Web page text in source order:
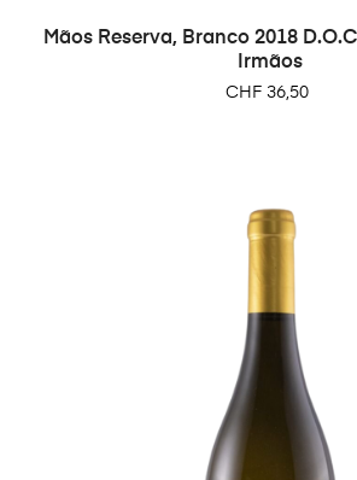
Mãos Reserva, Branco 2018
Irmãos
Preço
CHF 36,50